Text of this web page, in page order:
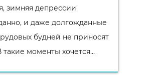
зимняя депрессии
и даже долгожданные
будней не приносят
моменты хочется...